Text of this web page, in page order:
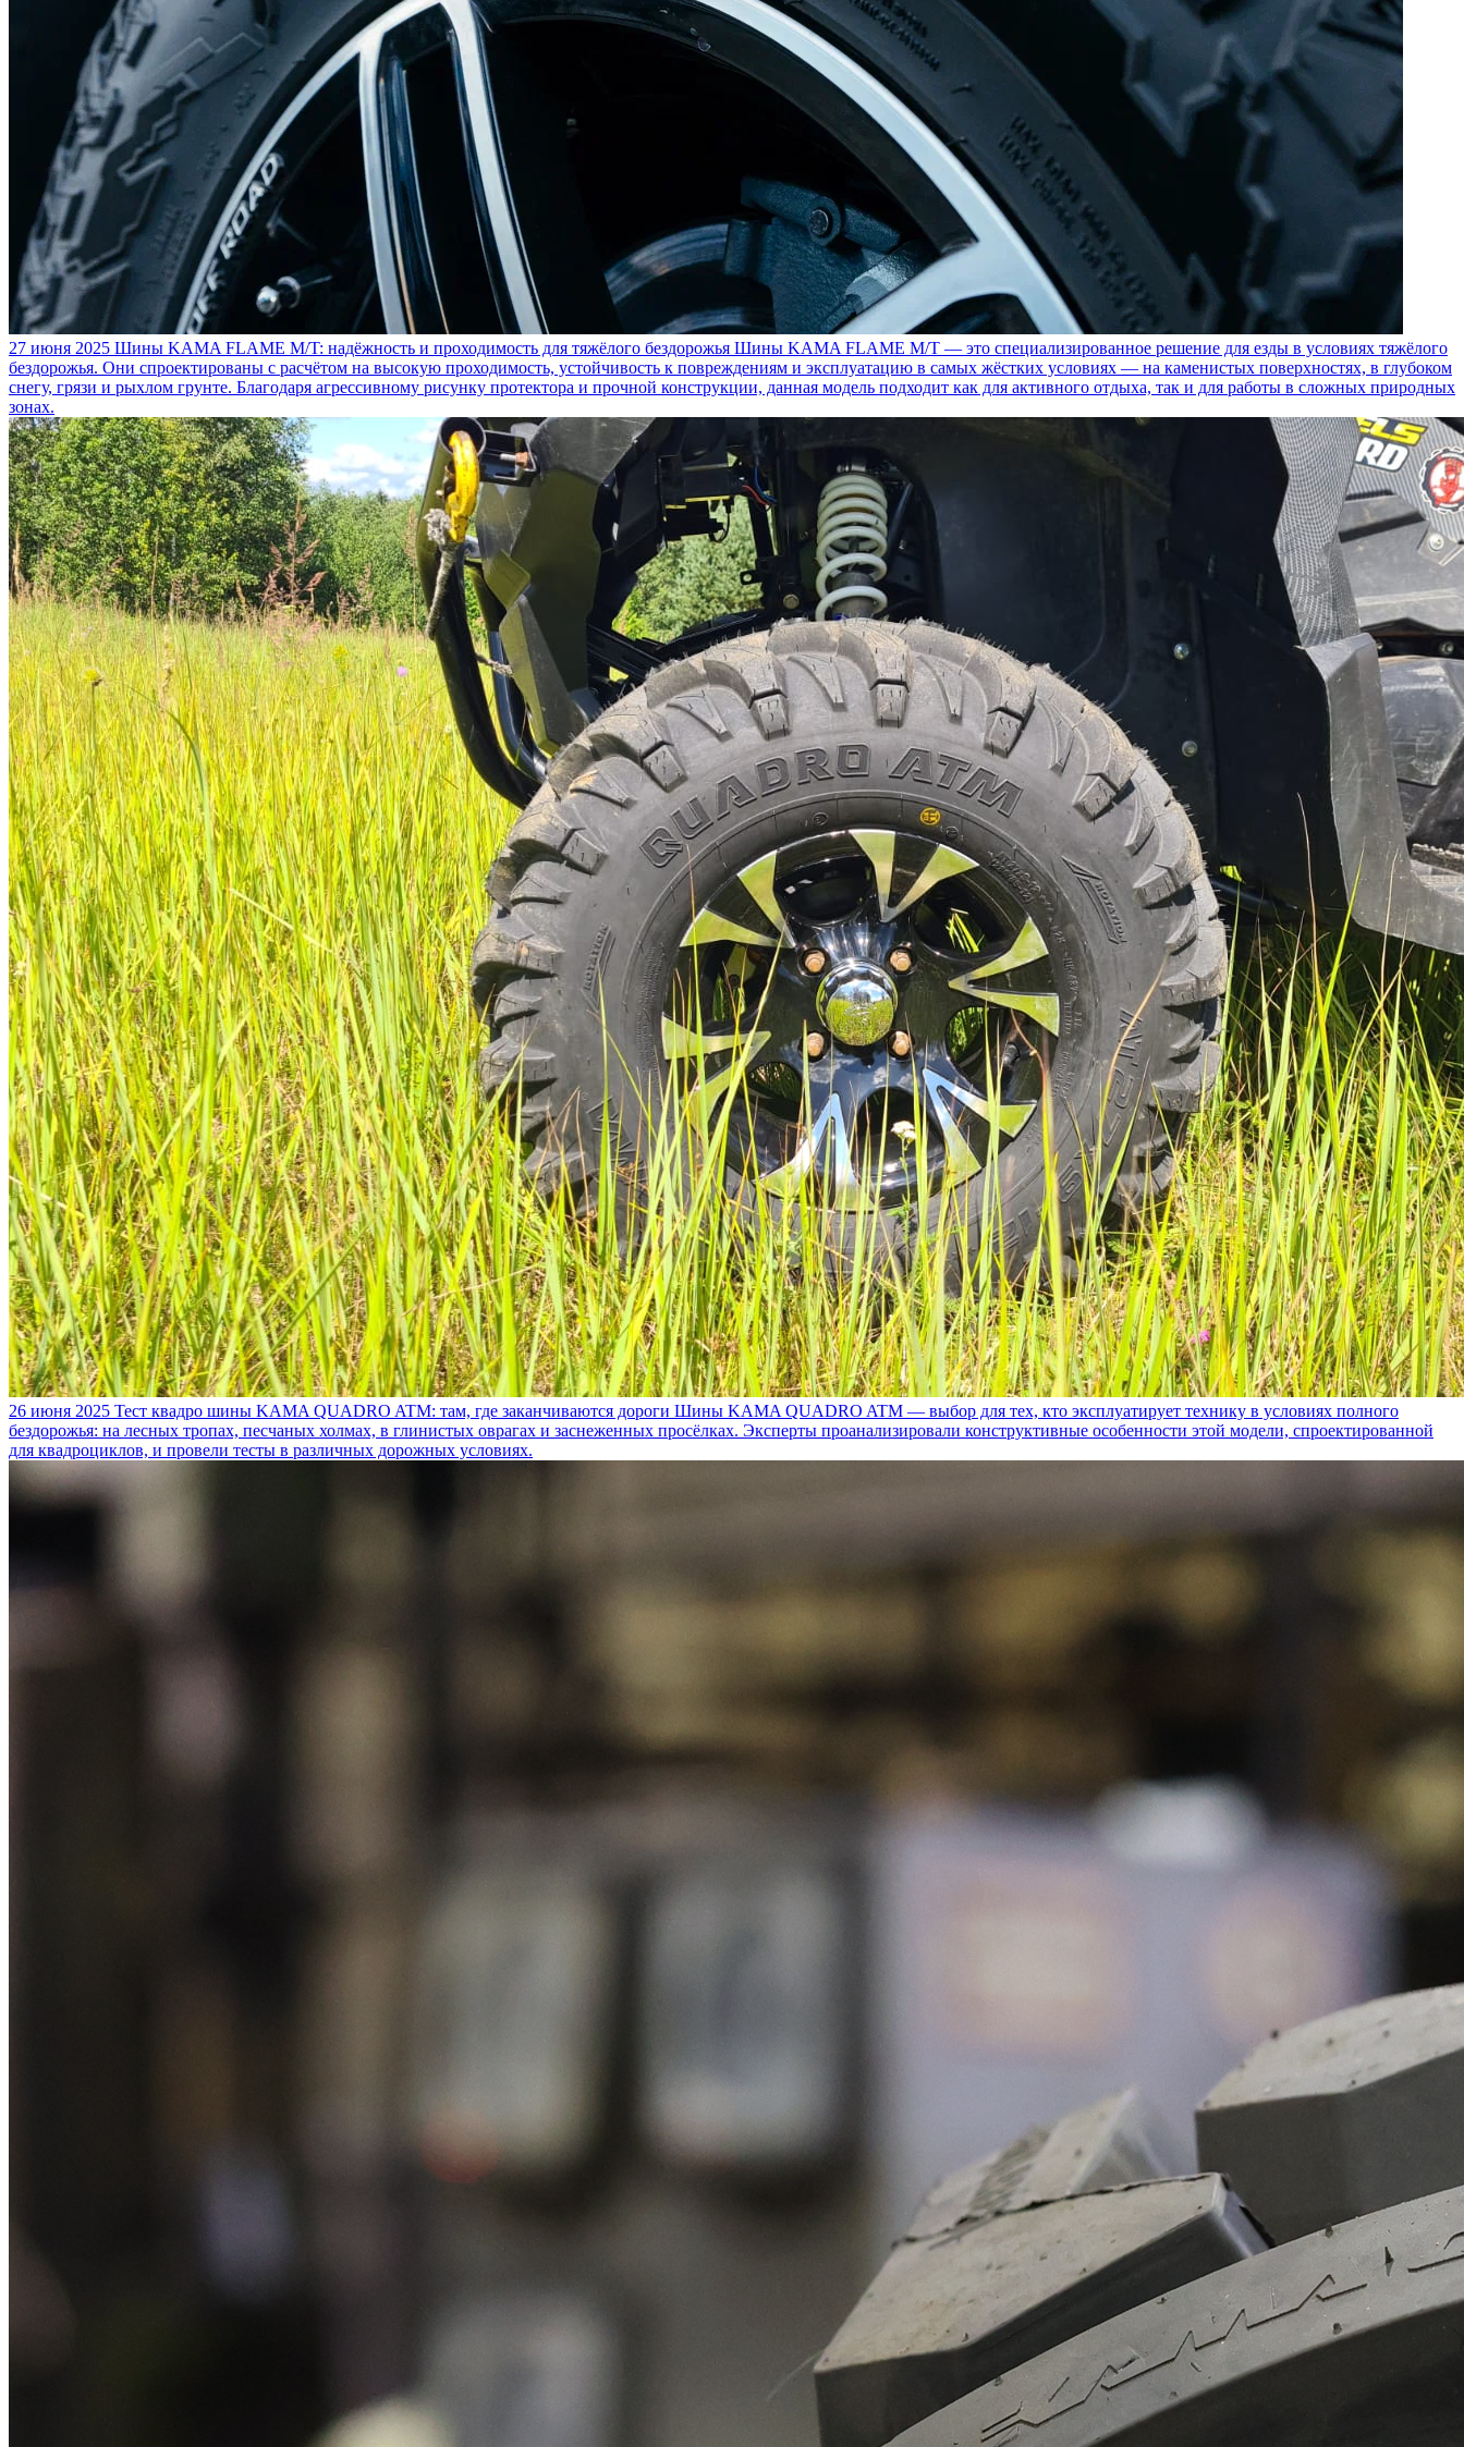
27 июня 2025 Шины KAMA FLAME M/T: надёжность и проходимость для тяжёлого бездорожья Шины KAMA FLAME M/T — это специализированное решение для езды в условиях тяжёлого
бездорожья. Они спроектированы с расчётом на высокую проходимость, устойчивость к повреждениям и эксплуатацию в самых жёстких условиях — на каменистых поверхностях, в глубоком
снегу, грязи и рыхлом грунте. Благодаря агрессивному рисунку протектора и прочной конструкции, данная модель подходит как для активного отдыха, так и для работы в сложных природных
зонах.
26 июня 2025 Тест квадро шины KAMA QUADRO ATM: там, где заканчиваются дороги Шины KAMA QUADRO ATM — выбор для тех, кто эксплуатирует технику в условиях полного
бездорожья: на лесных тропах, песчаных холмах, в глинистых оврагах и заснеженных просёлках. Эксперты проанализировали конструктивные особенности этой модели, спроектированной
для квадроциклов, и провели тесты в различных дорожных условиях.